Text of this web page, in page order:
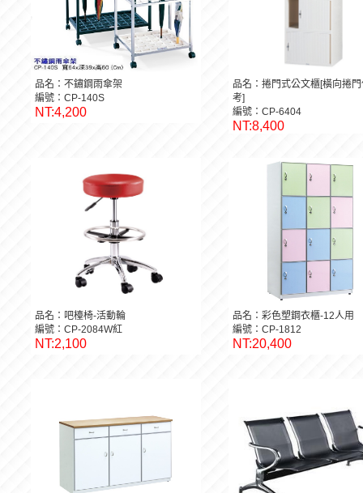
品名：不鏽鋼雨傘架
編號：CP-140S
NT:4,200
品名：捲門式公文櫃[橫向捲
考]
編號：CP-6404
NT:8,400
品名：吧檯椅-活動輪
編號：CP-2084W紅
NT:2,100
品名：彩色塑鋼衣櫃-12人用
編號：CP-1812
NT:20,400